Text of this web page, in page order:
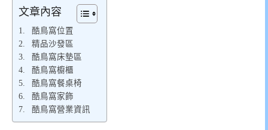
文章內容
酷鳥窩位置
精品沙發區
酷鳥窩床墊區
酷鳥窩櫥櫃
酷鳥窩餐桌椅
酷鳥窩家飾
酷鳥窩營業資訊